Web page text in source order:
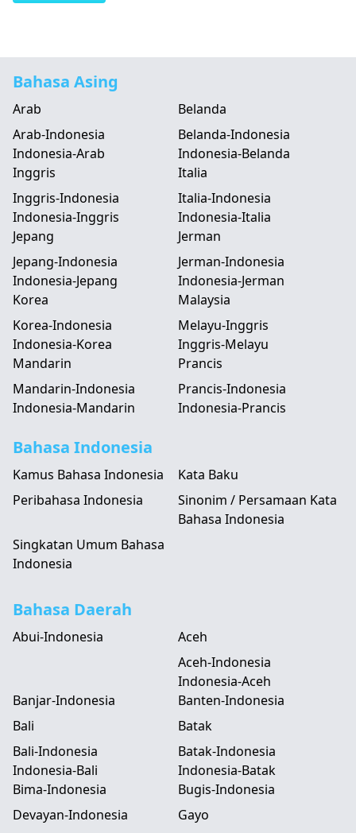
Bahasa Asing
Arab
Arab-Indonesia
Indonesia-Arab
Belanda
Belanda-Indonesia
Indonesia-Belanda
Inggris
Inggris-Indonesia
Indonesia-Inggris
Italia
Italia-Indonesia
Indonesia-Italia
Jepang
Jepang-Indonesia
Indonesia-Jepang
Jerman
Jerman-Indonesia
Indonesia-Jerman
Korea
Korea-Indonesia
Indonesia-Korea
Malaysia
Melayu-Inggris
Inggris-Melayu
Mandarin
Mandarin-Indonesia
Indonesia-Mandarin
Prancis
Prancis-Indonesia
Indonesia-Prancis
Bahasa Indonesia
Kamus Bahasa Indonesia
Kata Baku
Peribahasa Indonesia
Sinonim / Persamaan Kata
Bahasa Indonesia
Singkatan Umum Bahasa
Indonesia
Bahasa Daerah
Abui-Indonesia
Aceh
Aceh-Indonesia
Indonesia-Aceh
Banjar-Indonesia
Banten-Indonesia
Bali
Bali-Indonesia
Indonesia-Bali
Batak
Batak-Indonesia
Indonesia-Batak
Bima-Indonesia
Bugis-Indonesia
Devayan-Indonesia
Gayo